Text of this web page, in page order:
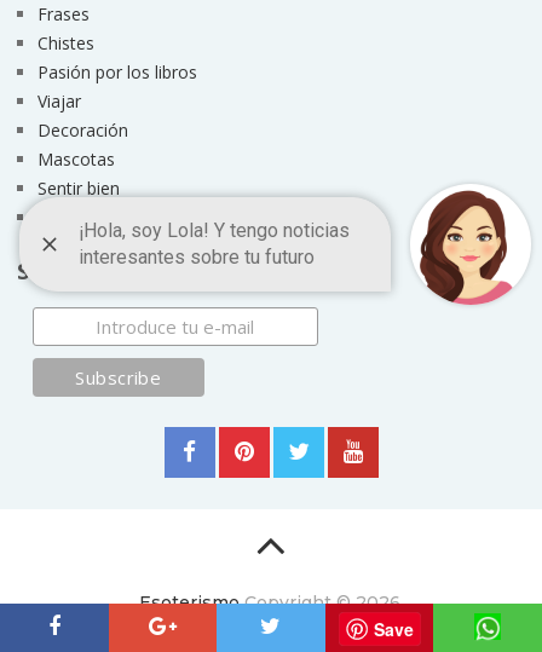
Frases
Chistes
Pasión por los libros
Viajar
Decoración
Mascotas
Sentir bien
Suscríbete
EsoterismoCopyright © 2026.
Save